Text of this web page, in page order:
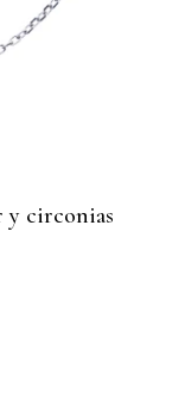
y circonias